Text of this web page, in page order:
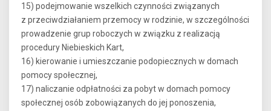
15) podejmowanie wszelkich czynności związanych
z przeciwdziałaniem przemocy w rodzinie, w szczególności
prowadzenie grup roboczych w związku z realizacją
procedury Niebieskich Kart,
16) kierowanie i umieszczanie podopiecznych w domach
pomocy społecznej,
17) naliczanie odpłatności za pobyt w domach pomocy
społecznej osób zobowiązanych do jej ponoszenia,